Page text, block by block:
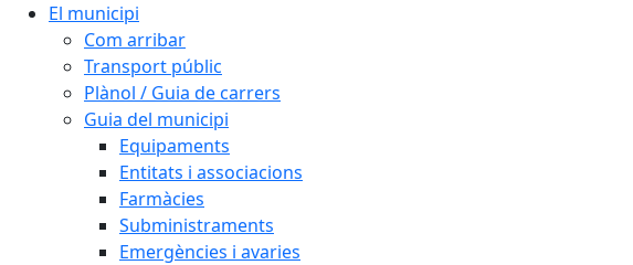
El municipi
Com arribar
Transport públic
Plànol / Guia de carrers
Guia del municipi
Equipaments
Entitats i associacions
Farmàcies
Subministraments
Emergències i avaries